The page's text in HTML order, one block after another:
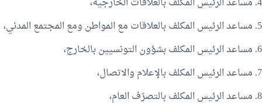
5. مساعد الرئيس المكلف بالعلاقات مع المواطن ومع المجتمع المدني،
6. مساعد الرئيس المكلف بشؤون التونسيين بالخارج،
7. مساعد الرئيس المكلف بالإعلام والاتصال،
8. مساعد الرئيس المكلف بالتصرّف العام،